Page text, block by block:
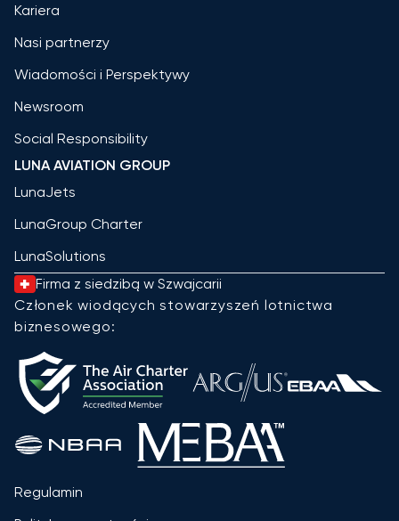
Kariera
Nasi partnerzy
Wiadomości i Perspektywy
Newsroom
Social Responsibility
LUNA AVIATION GROUP
LunaJets
LunaGroup Charter
LunaSolutions
Firma z siedzibą w Szwajcarii
Członek wiodących stowarzyszeń lotnictwa
biznesowego:
Regulamin